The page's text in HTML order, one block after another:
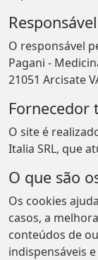
O responsável
Pagani -
21051 Arcisate
Fornecedor
O site é
Italia SRL, que
O que são
Os cookies
casos, a
conteúdos de
indispensáveis